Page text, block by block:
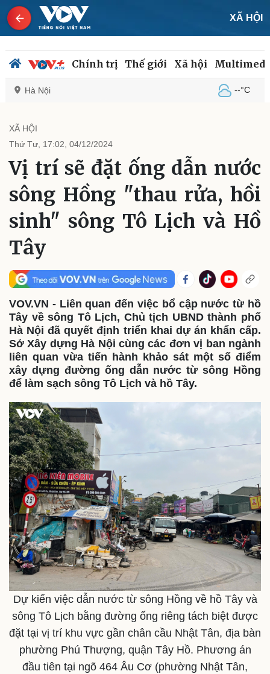
XÃ HỘI
Chính trị Thế giới Xã hội
Hà Nội --°C
Chính trị
Đảng
Tổ chức nhân sự
Quốc hội
Nhận diện sự thật
Tin 24h
Dự báo thời tiết
Giáo dục
Dấu ấn VOV
Việc làm
Biển đảo
Thế giới
Quan sát
Cuộc sống đó đây
Hồ sơ
Multimedia
Video
E-Magazine
Infographic
XÃ HỘI
Thứ Tư, 17:02, 04/12/2024
Vị trí sẽ đặt ống dẫn nước
sông Hồng "thau rửa, hồi
sinh" sông Tô Lịch và Hồ
Tây
VOV.VN - Liên quan đến việc bổ cập nước từ hồ
Tây về sông Tô Lịch, Chủ tịch UBND thành phố
Hà Nội đã quyết định triển khai dự án khẩn cấp.
Sở Xây dựng Hà Nội cùng các đơn vị ban ngành
liên quan vừa tiến hành khảo sát một số điểm
xây dựng đường ống dẫn nước từ sông Hồng
để làm sạch sông Tô Lịch và hồ Tây.
Dự kiến việc dẫn nước từ sông Hồng về hồ Tây và
sông Tô Lịch bằng đường ống riêng tách biệt được
đặt tại vị trí khu vực gần chân cầu Nhật Tân, địa bàn
phường Phú Thượng, quận Tây Hồ. Phương án
đầu tiên tại ngõ 464 Âu Cơ (phường Nhật Tân,